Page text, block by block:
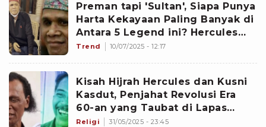
Preman tapi 'Sultan', Siapa Punya
Harta Kekayaan Paling Banyak di
Antara 5 Legend ini? Hercules
atau...
Trend 10/07/2025 - 12:17
Kisah Hijrah Hercules dan Kusni
Kasdut, Penjahat Revolusi Era
60-an yang Taubat di Lapas
Cipinang usai Dibekali Pelajaran
Religi 31/05/2025 - 23:45